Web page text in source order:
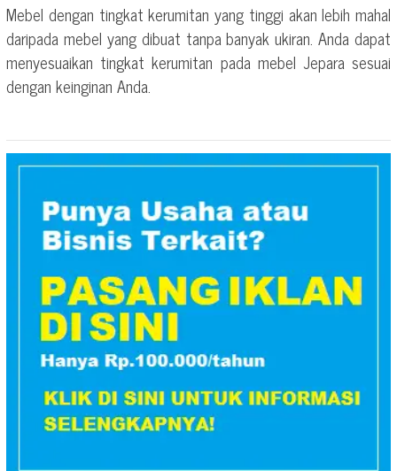
Mebel dengan tingkat kerumitan yang tinggi akan lebih mahal
daripada mebel yang dibuat tanpa banyak ukiran. Anda dapat
menyesuaikan tingkat kerumitan pada mebel Jepara sesuai
dengan keinginan Anda.